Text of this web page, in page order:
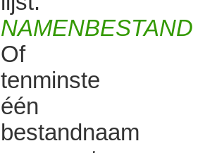
NAMENBESTAND
Of
tenminste
één
bestandnaam